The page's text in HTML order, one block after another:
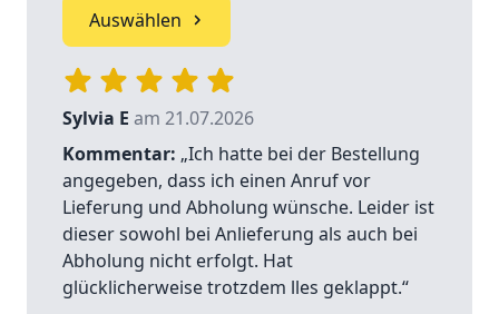
Auswählen
Sylvia E am 21.07.2026
Kommentar: „Ich hatte bei der Bestellung
angegeben, dass ich einen Anruf vor
Lieferung und Abholung wünsche. Leider ist
dieser sowohl bei Anlieferung als auch bei
Abholung nicht erfolgt. Hat
glücklicherweise trotzdem lles geklappt.“